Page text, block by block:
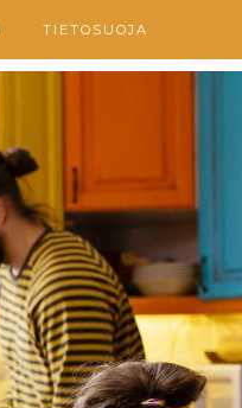
TIETOSUOJA